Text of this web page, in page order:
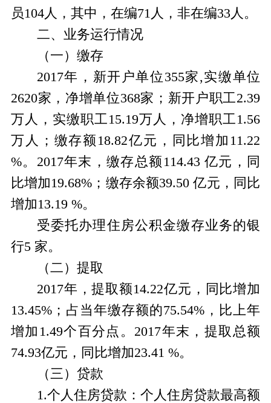
员104人，其中，在编71人，非在编33人。
二、业务运行情况
（一）缴存
2017年，新开户单位355家,实缴单位
2620家，净增单位368家；新开户职工2.39
万人，实缴职工15.19万人，净增职工1.56
万人；缴存额18.82亿元，同比增加11.22
%。2017年末，缴存总额114.43 亿元，同
比增加19.68%；缴存余额39.50 亿元，同比
增加13.19 %。
受委托办理住房公积金缴存业务的银
行5 家。
（二）提取
2017年，提取额14.22亿元，同比增加
13.45%；占当年缴存额的75.54%，比上年
增加1.49个百分点。2017年末，提取总额
74.93亿元，同比增加23.41 %。
（三）贷款
1.个人住房贷款：个人住房贷款最高额